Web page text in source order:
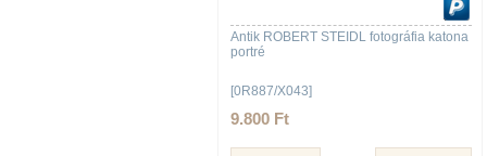
Antik ROBERT STEIDL fotográfia katona
portré
[0R887/X043]
9.800 Ft